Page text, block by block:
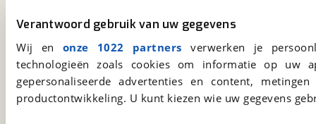
Verantwoord gebruik van uw gegevens
Wij en onze 1022 partners verwerken je
technologieën zoals cookies om informatie op
gepersonaliseerde advertenties en content,
productontwikkeling. U kunt kiezen wie uw gegevens
viaBOVAG.nl
Kosterijland 15
Altijd het meest recente aanbod bij de hand.
Download 'm nu.